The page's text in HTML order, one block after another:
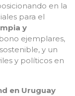
en la
para el
y
ejemplares,
y un
y políticos en
en Uruguay